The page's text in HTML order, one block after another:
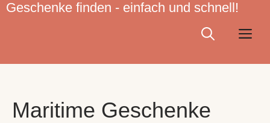
Zum
Geschenke finden - einfach und schnell!
Maritime Geschenke